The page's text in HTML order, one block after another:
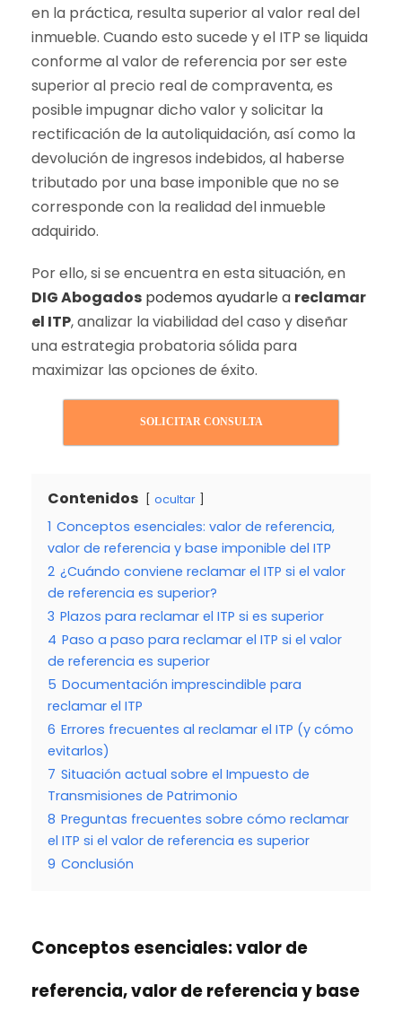
en la práctica, resulta superior al valor real del
inmueble. Cuando esto sucede y el ITP se liquida
conforme al valor de referencia por ser este
superior al precio real de compraventa, es
posible impugnar dicho valor y solicitar la
rectificación de la autoliquidación, así como la
devolución de ingresos indebidos, al haberse
tributado por una base imponible que no se
corresponde con la realidad del inmueble
adquirido.
Por ello, si se encuentra en esta situación, en
DIG Abogados podemos ayudarle a reclamar
el ITP, analizar la viabilidad del caso y diseñar
una estrategia probatoria sólida para
maximizar las opciones de éxito.
SOLICITAR CONSULTA
Contenidos ocultar
1 Conceptos esenciales: valor de referencia,
valor de referencia y base imponible del ITP
2 ¿Cuándo conviene reclamar el ITP si el valor
de referencia es superior?
3 Plazos para reclamar el ITP si es superior
4 Paso a paso para reclamar el ITP si el valor
de referencia es superior
5 Documentación imprescindible para
reclamar el ITP
6 Errores frecuentes al reclamar el ITP (y cómo
evitarlos)
7 Situación actual sobre el Impuesto de
Transmisiones de Patrimonio
8 Preguntas frecuentes sobre cómo reclamar
el ITP si el valor de referencia es superior
9 Conclusión
Conceptos esenciales:valor de
referencia, valor de referencia y base